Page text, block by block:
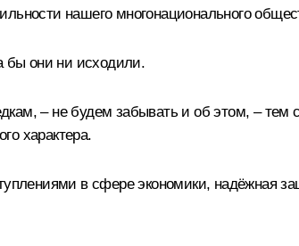
нашего многонационального
бы они ни исходили.
– не будем забывать и об этом, – тем
характера.
в сфере экономики, надёжная